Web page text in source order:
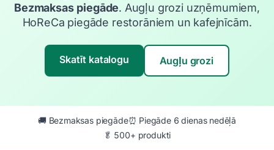
Bezmaksas piegāde. Augļu grozi uzņēmumiem,
HoReCa piegāde restorāniem un kafejnīcām.
Skatīt katalogu Augļu grozi
🚚 Bezmaksas piegāde⏰ Piegāde 6 dienas nedēļā
🥬 500+ produkti